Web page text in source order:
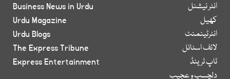
انٹر نیشنل
کھیل
انٹرٹینمنٹ
لائف اسٹائل
ٹاپ ٹرینڈ
دلچسپ و عجیب
Business News in Urdu
Urdu Magazine
Urdu Blogs
The Express Tribune
Express Entertainment